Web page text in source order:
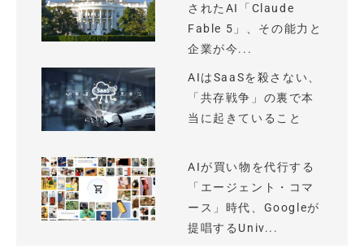
されたAI「Claude
Fable 5」、その能力と
企業が今...
AIはSaaSを殺さない、
「共存戦争」の裏で本
当に起きていること
AIが買い物を代行する
「エージェント・コマ
ース」時代、Googleが
提唱するUniv...